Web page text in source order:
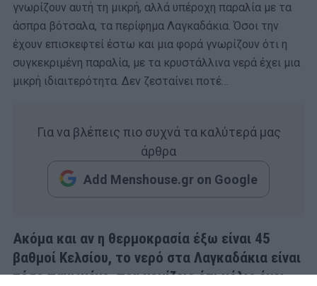
γνωρίζουν αυτή τη μικρή, αλλά υπέροχη παραλία με τα
άσπρα βότσαλα, τα περίφημα Λαγκαδάκια. Όσοι την
έχουν επισκεφτεί έστω και μια φορά γνωρίζουν ότι η
συγκεκριμένη παραλία, με τα κρυστάλλινα νερά έχει μια
μικρή ιδιαιτερότητα. Δεν ζεσταίνει ποτέ…
Για να βλέπεις πιο συχνά τα καλύτερά μας
άρθρα
Add Menshouse.gr on Google
Ακόμα και αν η θερμοκρασία έξω είναι 45
βαθμοί Κελσίου, το νερό στα Λαγκαδάκια είναι
τόσο παγωμένο, που νομίζεις ότι μόλις έχει